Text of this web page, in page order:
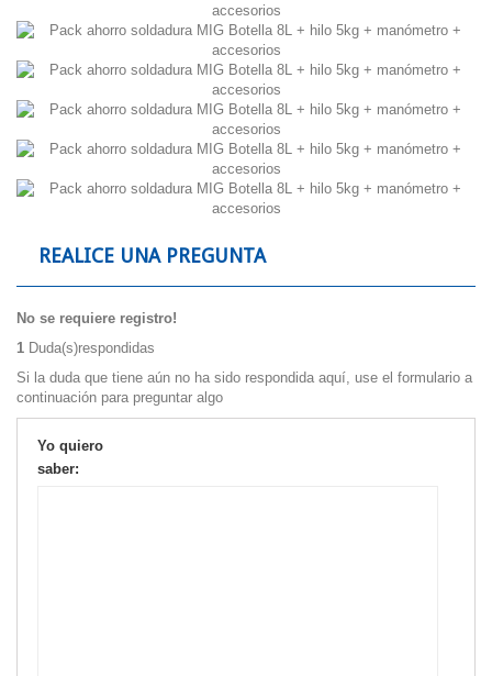
REALICE UNA PREGUNTA
No se requiere registro!
1 Duda(s)respondidas
Si la duda que tiene aún no ha sido respondida aquí, use el formulario a
continuación para preguntar algo
Yo quiero
saber: